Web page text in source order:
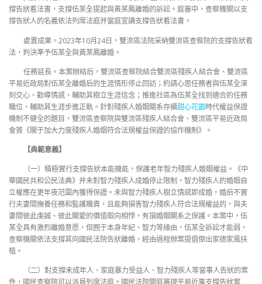
撐告狀看法書，支撐伍某全提起與黃某鳳離婚的訴訟。庭審中，查察機關以支
撐告狀人的名義依法列席法庭并當庭宣讀支撐告狀看法書。
處置成果。2023年10月24日，雙流區法院采納雙流區查察院的支撐告狀看
法，判決準予伍某全與黃某鳳離婚。
任務延長。本案辦結后，雙流區查察院結合雙流區殘疾人結合會、雙流區
平易近政局對伍某全離婚后的生涯情形停止回訪；約請心思任務者與伍某全深
刻交心、勸導情感，輔助其樹立生涯信念；推進社區為伍某全找到適合的任務
職位，輔助其生涯步進正軌。針對殘疾人婚姻關系存續甜心花園時代權益保證
機制不健全的題目，雙流區查察院與雙流區殘疾人結合會、雙流區平易近政局
會簽《關于加大力度殘疾人婚姻符合法規權益保證的協作機制》。
【典範意義】
（一）積極實行支撐告狀本能機能，保護老年智力殘疾人婚姻權益。《中
華國民共和公民法典》并未對智力殘疾人成婚停止限制，智力殘疾人的婚姻自
立權應在更年夜范圍內獲得保證。未與智力殘疾人樹立情感即成婚，婚后不實
行夫妻間撫養任務和監護職責，且能夠損害智力殘疾人符合法規權益的，與夫
妻間彼此虔誠、彼此關愛的價值取向相悖，有損婚姻關系之保護。本案中，伍
某全具有激烈離婚意愿，但囿于本身年紀、智力等緣由，伍某全訴訟才能弱，
查察機關依法支撐其向國民法院告狀離婚，經由過程辦案提倡傑出家德家風扶
植。
（二）對支撐未成年人、家庭暴力受益人、智力殘疾人等當事人告狀的案
件，國民查察院可以派員列席法庭。國民法院開庭審理平易近事支撐告狀案